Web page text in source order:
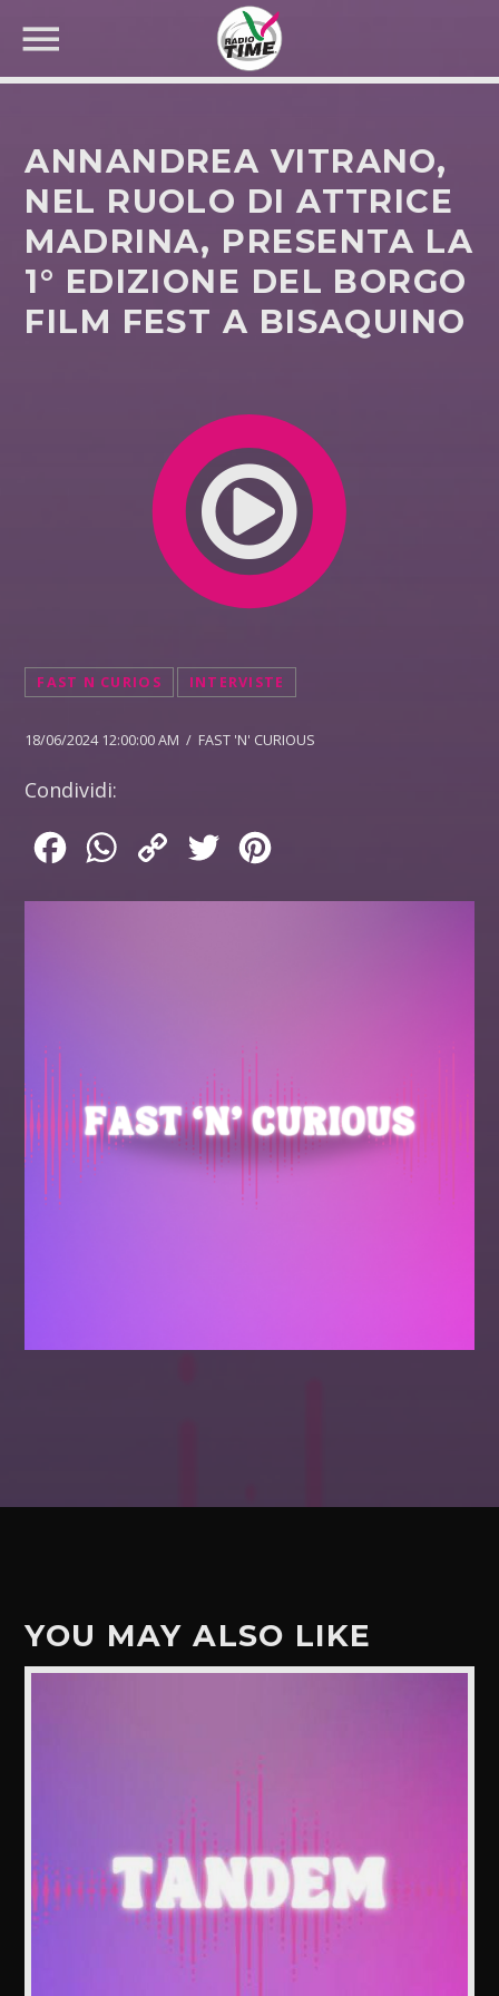
CERCA NEL SITO WEB:
ANNANDREA VITRANO,
NEL RUOLO DI ATTRICE
MADRINA, PRESENTA LA
1° EDIZIONE DEL BORGO
FILM FEST A BISAQUINO
FAST N CURIOS INTERVISTE
18/06/2024 12:00:00 AM / FAST 'N' CURIOUS
Condividi:
FacebookWhatsApp
Copy
Twitter
YOU MAY ALSO LIKE